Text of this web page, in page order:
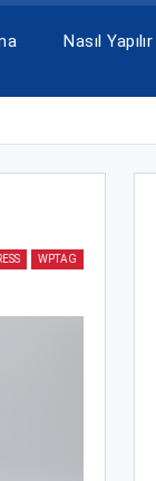
Nasıl Yapılır
WPTAG